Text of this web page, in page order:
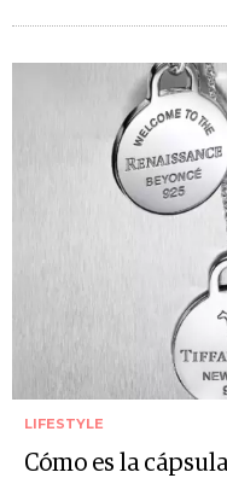
LIFESTYLE
Cómo es la